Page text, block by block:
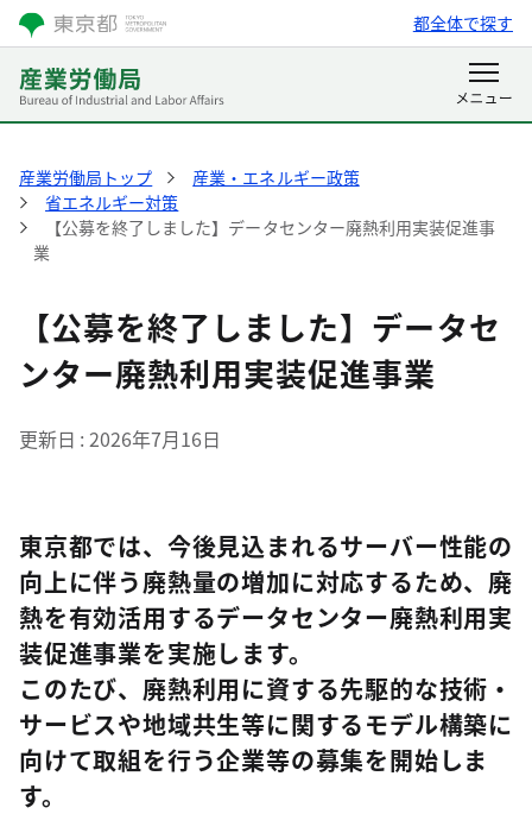
都全体で探す
産業労働局トップ
産業・エネルギー政策
省エネルギー対策
【公募を終了しました】データセンター廃熱利用実装促進事
業
【公募を終了しました】データセ
ンター廃熱利用実装促進事業
更新日 2026年7月16日
東京都では、今後見込まれるサーバー性能の
向上に伴う廃熱量の増加に対応するため、廃
熱を有効活用するデータセンター廃熱利用実
装促進事業を実施します。
このたび、廃熱利用に資する先駆的な技術・
サービスや地域共生等に関するモデル構築に
向けて取組を行う企業等の募集を開始しま
す。